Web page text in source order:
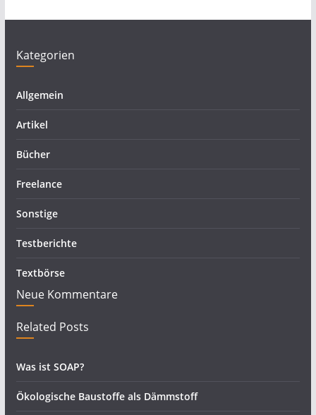
Kategorien
Allgemein
Artikel
Bücher
Freelance
Sonstige
Testberichte
Textbörse
Neue Kommentare
Related Posts
Was ist SOAP?
Ökologische Baustoffe als Dämmstoff